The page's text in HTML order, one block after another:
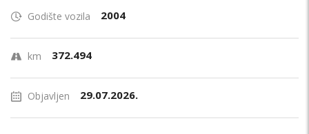
Godište vozila 2004
km 372.494
Objavljen 29.07.2026.